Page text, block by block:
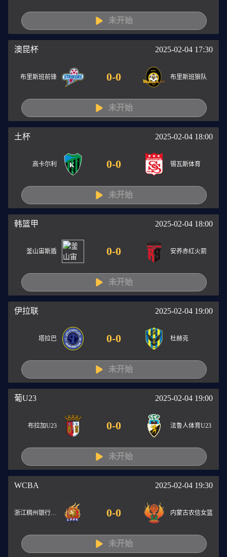
未开始
澳昆杯 2025-02-04 17:30
布里斯班前锋 0-0 布里斯班狼队
未开始
土杯 2025-02-04 18:00
高卡尔利 0-0 锡瓦斯体育
未开始
韩篮甲 2025-02-04 18:00
釜山宙斯盾 0-0 安养赤红火箭
未开始
伊拉联 2025-02-04 19:00
塔拉巴 0-0 杜赫克
未开始
葡U23 2025-02-04 19:00
布拉加U23 0-0 法鲁人体育U23
未开始
WCBA 2025-02-04 19:30
0-0 内蒙古农信女篮
未开始